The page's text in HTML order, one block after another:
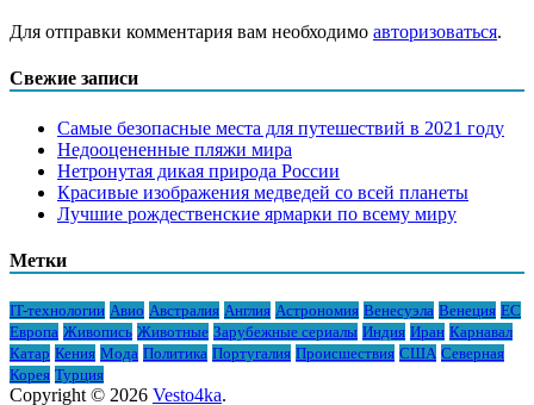
Для отправки комментария вам необходимо авторизоваться.
Свежие записи
Самые безопасные места для путешествий в 2021 году
Недооцененные пляжи мира
Нетронутая дикая природа России
Красивые изображения медведей со всей планеты
Лучшие рождественские ярмарки по всему миру
Метки
IT-технологии Авио Австралия Англия Астрономия Венесуэла Венеция ЕС
Европа Живопись Животные Зарубежные сериалы Индия Иран Карнавал
Катар Кения Мода Политика Португалия Происшествия США Северная
Корея Турция
Copyright © 2026 Vesto4ka.